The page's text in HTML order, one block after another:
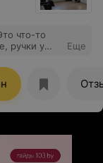
что-то
ручки у
Вы
Танюше за
именно
Еще